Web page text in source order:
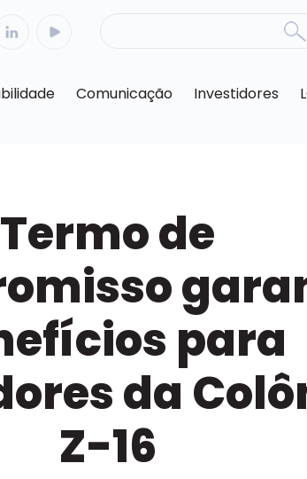
Comunicação Investidores
Termo de
para
da
Z-16